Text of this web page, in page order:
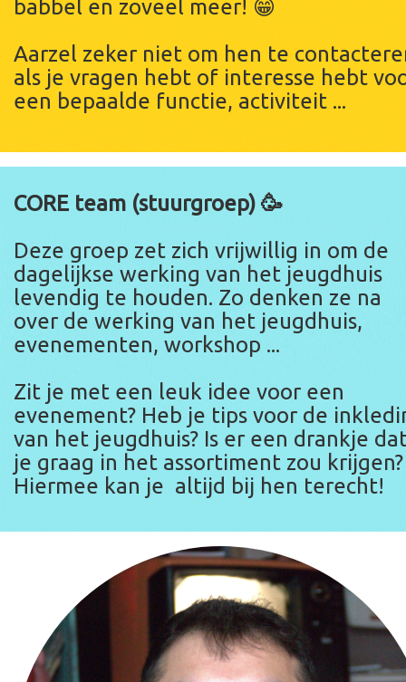
babbel en zoveel meer! 😁
Aarzel zeker niet om hen te
als je vragen hebt of interesse hebt
een bepaalde functie, activiteit ...
CORE team (stuurgroep) 🥳
Deze groep zet zich vrijwillig in om de
dagelijkse werking van het jeugdhuis
levendig te houden. Zo denken ze na
over de werking van het jeugdhuis,
evenementen, workshop ...
Zit je met een leuk idee voor een
evenement? Heb je tips voor de
van het jeugdhuis? Is er een drankje
je graag in het assortiment zou krijgen?
Hiermee kan je altijd bij hen terecht!